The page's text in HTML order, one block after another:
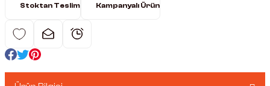
Stoktan Teslim Kampanyalı Ürün